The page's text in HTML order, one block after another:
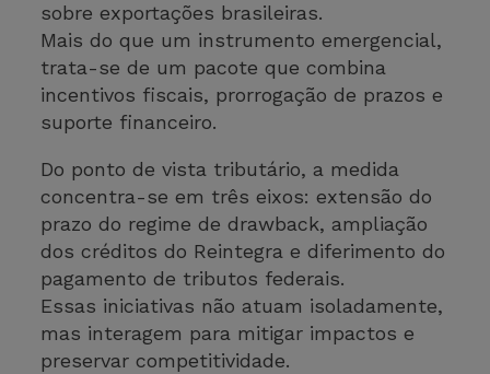
sobre exportações brasileiras.
Mais do que um instrumento emergencial,
trata-se de um pacote que combina
incentivos fiscais, prorrogação de prazos e
suporte financeiro.
Do ponto de vista tributário, a medida
concentra-se em três eixos: extensão do
prazo do regime de drawback, ampliação
dos créditos do Reintegra e diferimento do
pagamento de tributos federais.
Essas iniciativas não atuam isoladamente,
mas interagem para mitigar impactos e
preservar competitividade.